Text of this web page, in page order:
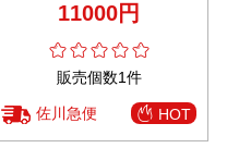
11000円
販売個数1件
佐川急便 HOT